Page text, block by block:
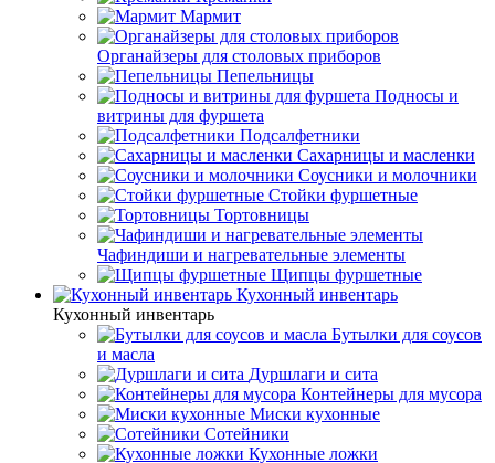
Мармит
Органайзеры для столовых приборов
Пепельницы
Подносы и
витрины для фуршета
Подсалфетники
Сахарницы и масленки
Соусники и молочники
Стойки фуршетные
Тортовницы
Чафиндиши и нагревательные элементы
Щипцы фуршетные
Кухонный инвентарь
Кухонный инвентарь
Бутылки для соусов
и масла
Дуршлаги и сита
Контейнеры для мусора
Миски кухонные
Сотейники
Кухонные ложки